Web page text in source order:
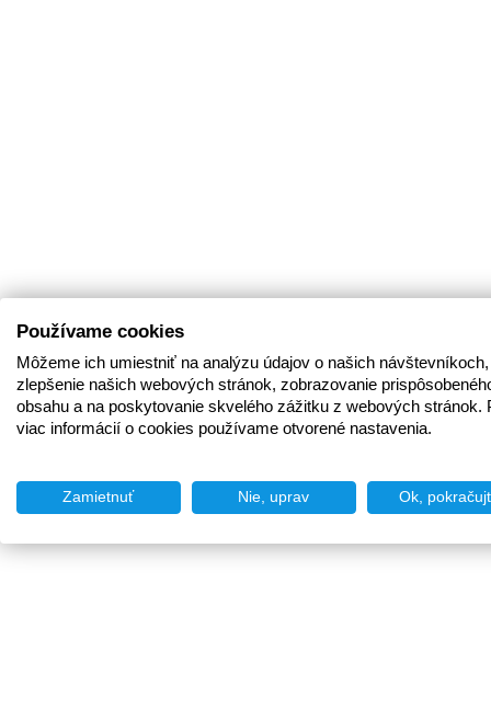
Používame cookies
Môžeme ich umiestniť na analýzu údajov o našich
zlepšenie našich webových stránok, zobrazovanie
obsahu a na poskytovanie skvelého zážitku z webových stránok.
viac informácií o cookies používame otvorené nastavenia.
Zamietnuť Nie, uprav Ok,